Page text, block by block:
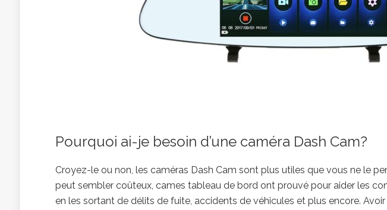
Pourquoi ai-je besoin d’une caméra Dash Cam?
Croyez-le ou non, les caméras Dash Cam sont plus utiles que vous ne le
peut sembler coûteux, cames tableau de bord ont prouvé pour aider les
en les sortant de délits de fuite, accidents de véhicules et plus encore.